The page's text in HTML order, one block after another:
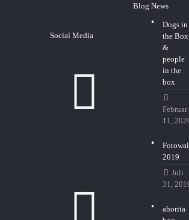
Social Media
Blog News
Dogs in
the Box
&
people
in the
box
Februar
11,
2019
Juli
31,
ahorita